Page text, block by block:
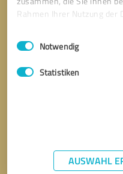
Rahmen Ihrer Nutzung der
Impressum
Einwilligungsauswahl
Notwendig
Statistiken
AUSWAHL